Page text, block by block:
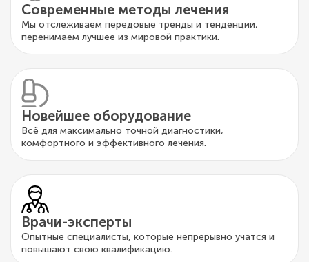
Современные методы лечения
Мы отслеживаем передовые тренды и тенденции,
перенимаем лучшее из мировой практики.
Новейшее оборудование
Всё для максимально точной диагностики,
комфортного и эффективного лечения.
Врачи-эксперты
Опытные специалисты, которые непрерывно учатся и
повышают свою квалификацию.